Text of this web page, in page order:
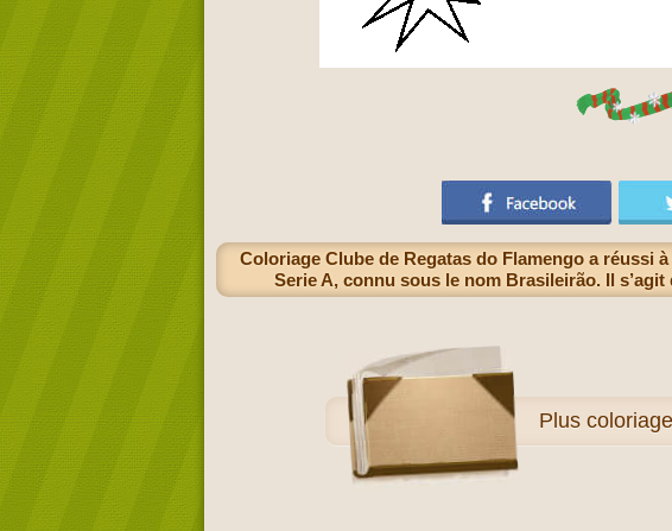
Coloriage Clube de Regatas do Flamengo a réussi
Serie A, connu sous le nom Brasileirão. Il
Plus